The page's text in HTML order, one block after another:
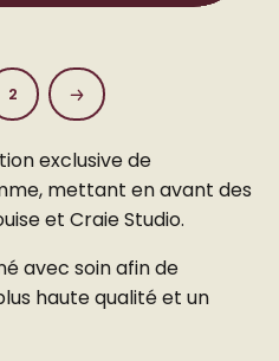
2
exclusive de
mettant en avant des
et Craie Studio.
avec soin afin de
haute qualité et un